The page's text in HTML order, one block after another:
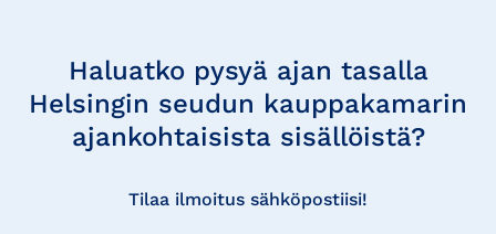
Haluatko pysyä ajan tasalla
Helsingin seudun kauppakamarin
ajankohtaisista sisällöistä?
Tilaa ilmoitus sähköpostiisi!